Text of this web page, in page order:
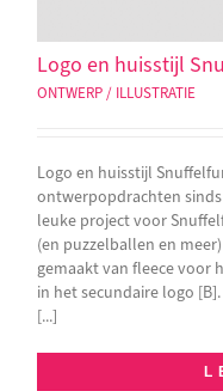
Logo en huisstijl
ONTWERP / ILLUSTRATIE
Logo en huisstijl
ontwerpopdrachten
leuke project voor
(en puzzelballen en
gemaakt van fleece voor
in het secundaire logo
[...]